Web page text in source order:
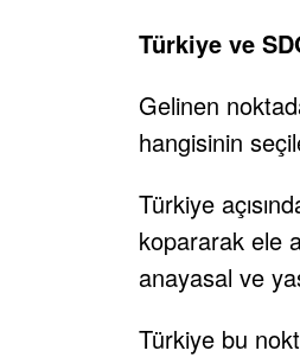
Türkiye ve
Gelinen
hangisinin
Türkiye
kopararak ele
anayasal ve
Türkiye bu